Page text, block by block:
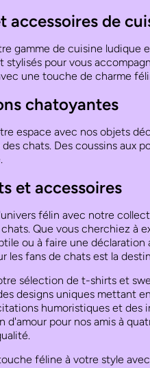
accessoires de
gamme de cuisine ludique
pour vous
une touche de charme
chatoyantes
espace avec nos objets
chats. Des coussins aux
et accessoires
félin avec notre
Que vous cherchiez à
ou à faire une
les fans de chats est la
sélection de t-shirts et
designs uniques mettant
humoristiques et des
d'amour pour nos amis à
féline à votre style